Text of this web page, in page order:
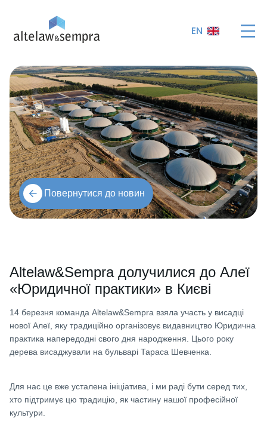
EN
Повернутися до новин
Altelaw&Sempra долучилися до Алеї
«Юридичної практики» в Києві
14 березня команда Altelaw&Sempra взяла участь у висадці
нової Алеї, яку традиційно організовує видавництво Юридична
практика напередодні свого дня народження. Цього року
дерева висаджували на бульварі Тараса Шевченка.
Для нас це вже усталена ініціатива, і ми раді бути серед тих,
хто підтримує цю традицію, як частину нашої професійної
культури.